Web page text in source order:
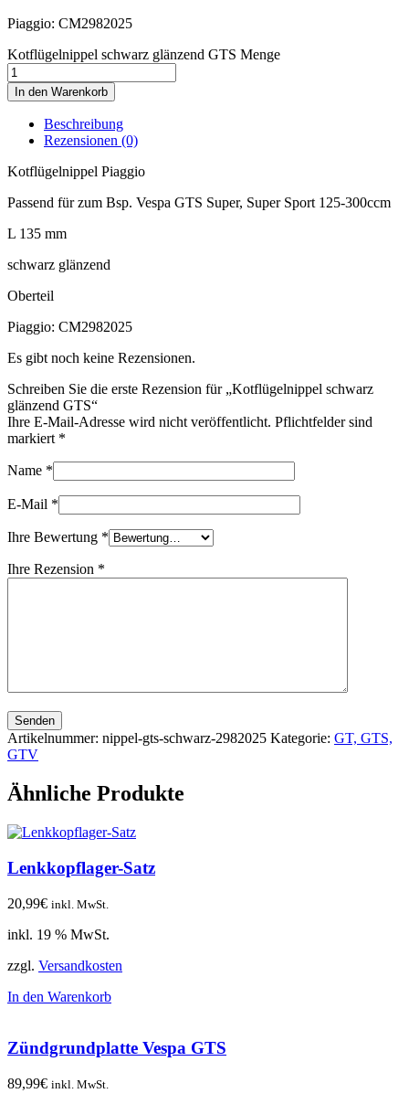
Piaggio: CM2982025
Kotflügelnippel schwarz glänzend GTS Menge
In den Warenkorb
Beschreibung
Rezensionen (0)
Kotflügelnippel Piaggio
Passend für zum Bsp. Vespa GTS Super, Super Sport 125-300ccm
L 135 mm
schwarz glänzend
Oberteil
Piaggio: CM2982025
Es gibt noch keine Rezensionen.
Schreiben Sie die erste Rezension für „Kotflügelnippel schwarz
glänzend GTS“
Ihre E-Mail-Adresse wird nicht veröffentlicht. Pflichtfelder sind
markiert *
Name *
E-Mail *
Ihre Bewertung *
Ihre Rezension *
Senden
Artikelnummer: nippel-gts-schwarz-2982025 Kategorie: GT, GTS,
GTV
Ähnliche Produkte
Lenkkopflager-Satz
20,99€ inkl. MwSt.
inkl. 19 % MwSt.
zzgl. Versandkosten
In den Warenkorb
Zündgrundplatte Vespa GTS
89,99€ inkl. MwSt.